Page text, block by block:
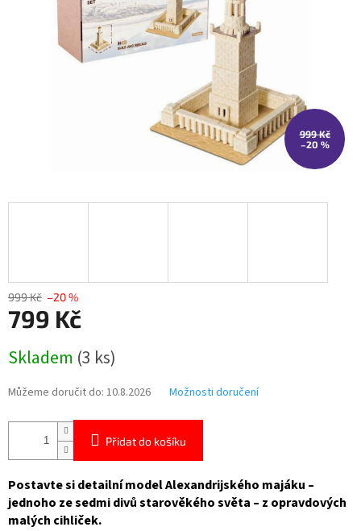
999 Kč
–20 %
999 Kč –20 %
799 Kč
cena:
Skladem (3 ks)
Můžeme doručit do: 10.8.2026 Možnosti doručení
Přidat do košíku
Postavte si detailní model Alexandrijského majáku –
jednoho ze sedmi divů starověkého světa – z opravdových
malých cihliček.